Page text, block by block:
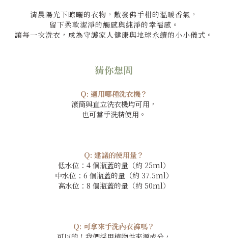
清晨陽光下晾曬的衣物，散發佛手柑的溫暖香氣，
留下柔軟潔淨的觸感與純淨的幸福感。
讓每一次洗衣，成為守護家人健康與地球永續的小小儀式。
猜你想問
Q: 適用哪種洗衣機？
滾筒與直立洗衣機均可用，
也可當手洗精使用。
Q: 建議的使用量？
低水位：4 個瓶蓋的量（約 25ml）
中水位：6 個瓶蓋的量（約 37.5ml）
高水位：8 個瓶蓋的量（約 50ml）
Q: 可拿來手洗內衣褲嗎？